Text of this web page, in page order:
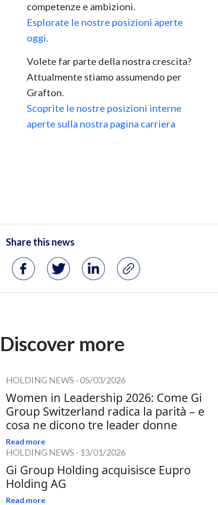
competenze e ambizioni.
Esplorate le nostre posizioni aperte
oggi.
Volete far parte della nostra crescita?
Attualmente stiamo assumendo per
Grafton.
Scoprite le nostre posizioni interne
aperte sulla nostra pagina carriera
Share this news
Discover more
HOLDING NEWS- 05/03/2026
Women in Leadership 2026: Come Gi
Group Switzerland radica la parità – e
cosa ne dicono tre leader donne
Read more
HOLDING NEWS- 13/01/2026
Gi Group Holding acquisisce Eupro
Holding AG
Read more